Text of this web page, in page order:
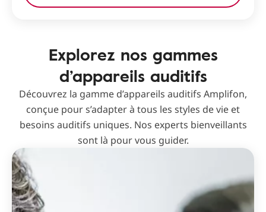
Explorez nos gammes
d’appareils auditifs
Découvrez la gamme d’appareils auditifs Amplifon,
conçue pour s’adapter à tous les styles de vie et
besoins auditifs uniques. Nos experts bienveillants
sont là pour vous guider.